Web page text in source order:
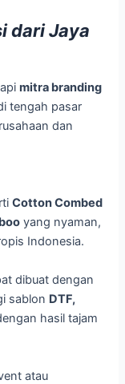
dari Jaya
mitra branding
tengah pasar
dan
Cotton Combed
yang nyaman,
Indonesia.
dibuat dengan
sablon DTF,
hasil tajam
atau